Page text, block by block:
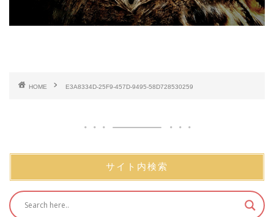
HOME E3A8334D-25F9-457D-9495-58D728530259
サイト内検索